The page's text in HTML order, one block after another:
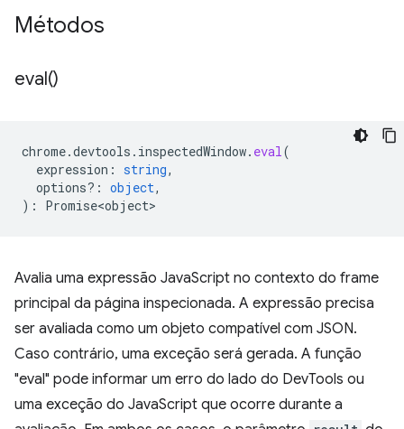
Métodos
eval()
chrome.devtools . inspectedWindow. eval(
expression : string,
options? : object,
) : Promise<object>
Avalia uma expressão JavaScript no contexto do frame
principal da página inspecionada. A expressão precisa
ser avaliada como um objeto compatível com JSON.
Caso contrário, uma exceção será gerada. A função
"eval" pode informar um erro do lado do DevTools ou
uma exceção do JavaScript que ocorre durante a